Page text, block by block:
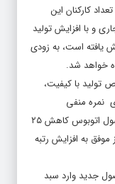
کارکنان این
در سال جاری و با افزایش تولید
به ۵ هزار و ۹۰۰ نفر افزایش یافته است، به زودی
تولید با کیفیت،
شاهد کاهش ۱۷ درصدی نمره منفی
محصولات ایران خودرو دیزل بوده ایم و در محصول اتوبوس کاهش ۲۵
به افزایش رتبه
جدید وارد سبد